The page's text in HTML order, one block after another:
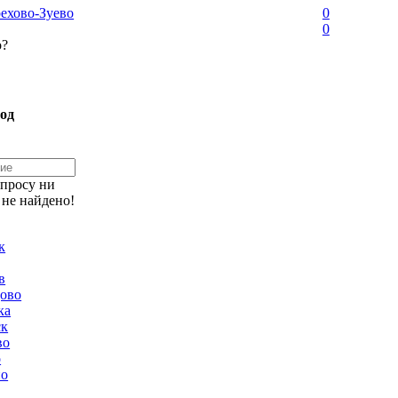
0
0
Зуево
ни
найдено!